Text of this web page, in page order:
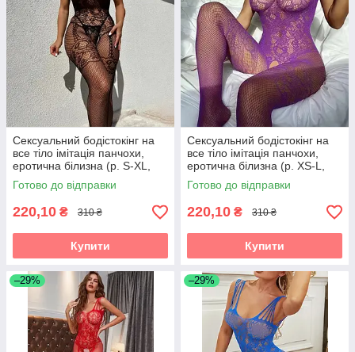
Сексуальний бодістокінг на
все тіло імітація панчохи,
еротична білизна (р. S-XL,
чорний)
Готово до відправки
220,10 ₴ 310 ₴
Купити
Сексуальний бодістокінг на
все тіло імітація панчохи,
еротична білизна (р. XS-L,
фіолетовий)
Готово до відправки
220,10 ₴ 310 ₴
Купити
–29% –29%